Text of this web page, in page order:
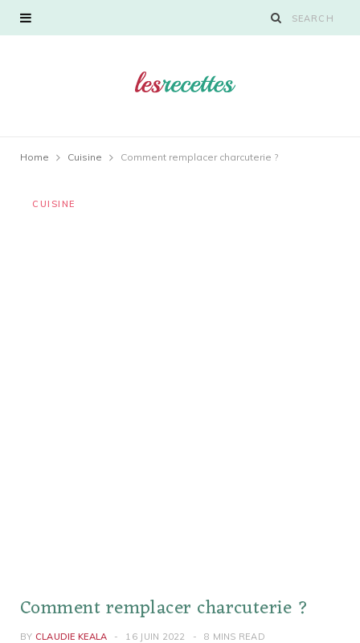
Home Cuisine Comment remplacer charcuterie ?
CUISINE
Comment remplacer charcuterie ?
BY CLAUDIE KEALA 16 JUIN 2022 8 MINS READ